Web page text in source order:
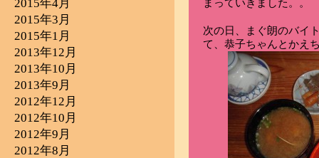
まっていきました。。
次の日、まぐ朗のバイ
て、恭子ちゃんとかえ
2015年4月
2015年3月
2015年1月
2013年12月
2013年10月
2013年9月
2012年12月
2012年10月
2012年9月
2012年8月